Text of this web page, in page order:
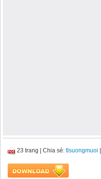
23 trang Chia sẻ: tlsuongmuoi